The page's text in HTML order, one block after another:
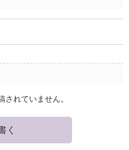
されていません。
く